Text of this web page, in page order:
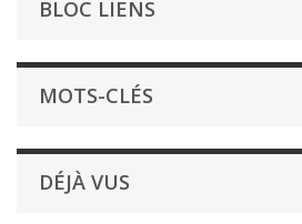
BLOC LIENS
MOTS-CLÉS
DÉJÀ VUS